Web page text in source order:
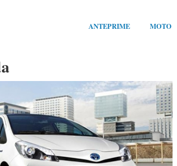
ANTEPRIME MOTO